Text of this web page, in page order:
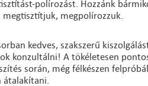
polírozást. Hozzánk
megtisztítjuk, megpolírozzuk.
kedves, szakszerű
konzultálni! A tökéletesen
során, még félkészen
átalakítani.